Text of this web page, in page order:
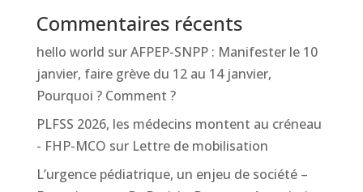
Commentaires récents
hello world surAFPEP-SNPP : Manifester le 10
janvier, faire grève du 12 au 14 janvier,
Pourquoi ? Comment ?
PLFSS 2026, les médecins montent au créneau
- FHP-MCO sur Lettre de mobilisation
L’urgence pédiatrique, un enjeu de société –